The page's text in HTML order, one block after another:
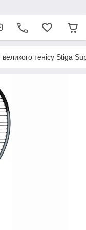
великого тенісу Stiga